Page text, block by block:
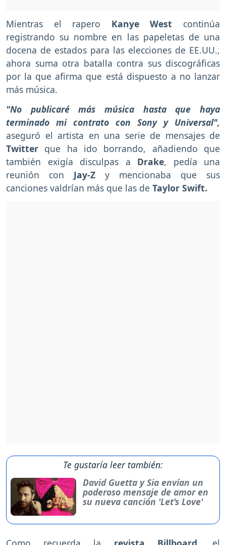
Mientras el rapero Kanye West continúa
registrando su nombre en las papeletas de una
docena de estados para las elecciones de EE.UU.,
ahora suma otra batalla contra sus discográficas
por la que afirma que está dispuesto a no lanzar
más música.
"No publicaré más música hasta que haya
terminado mi contrato con Sony y Universal",
aseguró el artista en una serie de mensajes de
Twitter que ha ido borrando, añadiendo que
también exigía disculpas a Drake, pedía una
reunión con Jay-Z y mencionaba que sus
canciones valdrían más que las de Taylor Swift.
Te gustaría leer también:
David Guetta y Sia envían un
poderoso mensaje de amor en
su nueva canción 'Let's Love'